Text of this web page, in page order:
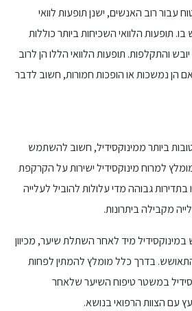
עבור רוב האנשים, ישנן תופעות לוואי
תופעות הלוואי השכיחות ביותר כוללות
והתקלפות. תופעות הלוואי הללו הן לרוב
הן נמשכות או הופכות חמורות, חשוב לדבר
ביותר ממינוקסידיל, חשוב להשתמש
למרוח מינוקסידיל ישירות על הקרקפת
בתדירות גבוהה מדי עלולות להוביל לעלייה
מקבילה ביתרונות.
מיד לאחר השתלת שיער, מכיוון
בדרך כלל מומלץ להמתין לפחות
במשטר טיפוח השיער שלאחר
עם הצוות הרפואי בנושא.